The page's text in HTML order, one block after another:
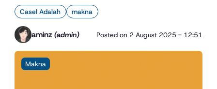
Casel Adalah makna
aminz (admin) Posted on 2 August 2025 - 12:51
Makna